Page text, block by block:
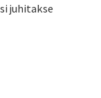
juhitakse